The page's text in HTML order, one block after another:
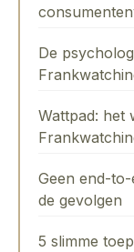
De
Wattpad: het
Geen end-
de gevolgen
5 slimme